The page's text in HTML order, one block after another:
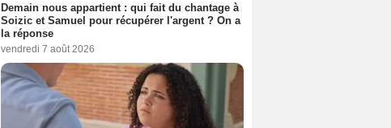
Demain nous appartient : qui fait du chantage à
Soizic et Samuel pour récupérer l'argent ? On a
la réponse
vendredi 7 août 2026